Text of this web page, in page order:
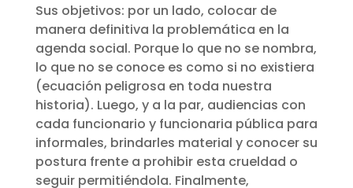
Sus objetivos: por un lado, colocar de
manera definitiva la problemática en la
agenda social. Porque lo que no se nombra,
lo que no se conoce es como si no existiera
(ecuación peligrosa en toda nuestra
historia). Luego, y a la par, audiencias con
cada funcionario y funcionaria pública para
informales, brindarles material y conocer su
postura frente a prohibir esta crueldad o
seguir permitiéndola. Finalmente,